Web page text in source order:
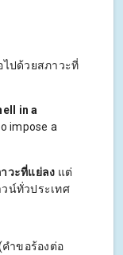
ไปด้วยสภาวะที่
in a
impose a
วะที่แย่ลง แต่
น์ทั่วประเทศ
คำขอร้องต่อ